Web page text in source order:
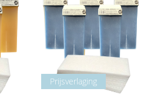
Prijsverlaging